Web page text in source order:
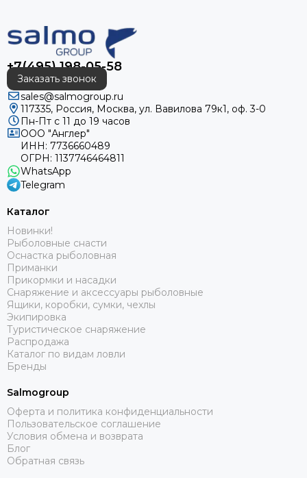
+7(495) 198-05-58
Заказать звонок
sales@salmogroup.ru
117335, Россия, Москва, ул. Вавилова 79к1, оф. 3-0
Пн-Пт с 11 до 19 часов
ООО "Англер"
ИНН: 7736660489
ОГРН: 1137746464811
WhatsApp
Telegram
Каталог
Новинки!
Рыболовные снасти
Оснастка рыболовная
Приманки
Прикормки и насадки
Снаряжение и аксессуары рыболовные
Ящики, коробки, сумки, чехлы
Экипировка
Туристическое снаряжение
Распродажа
Каталог по видам ловли
Бренды
Salmogroup
Оферта и политика конфиденциальности
Пользовательское соглашение
Условия обмена и возврата
Блог
Обратная связь